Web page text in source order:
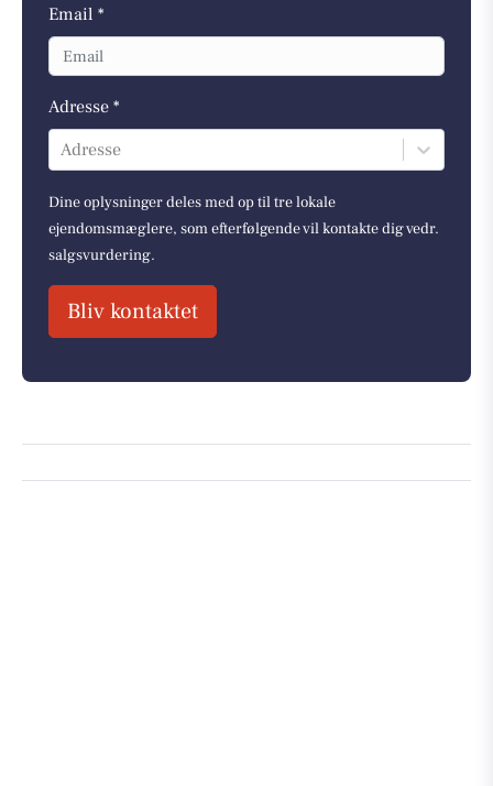
Email *
Adresse *
Adresse
Dine oplysninger deles med op til tre lokale
ejendomsmæglere, som efterfølgende vil kontakte dig vedr.
salgsvurdering.
Bliv kontaktet